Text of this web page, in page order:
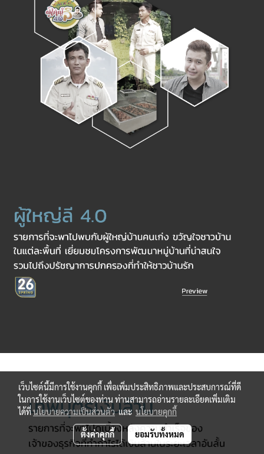
เว็บไซต์นี้มีการใช้งานคุกกี้ เพื่อเพิ่มประสิทธิภาพและประสบการณ์ที่ดี
ในการใช้งานเว็บไซต์ของท่าน ท่านสามารถอ่านรายละเอียดเพิ่มเติม
ได้ที่นโยบายความเป็นส่วนตัวและ นโยบายคุกกี้
ตั้งค่าคุกกี้ ยอมรับทั้งหมด